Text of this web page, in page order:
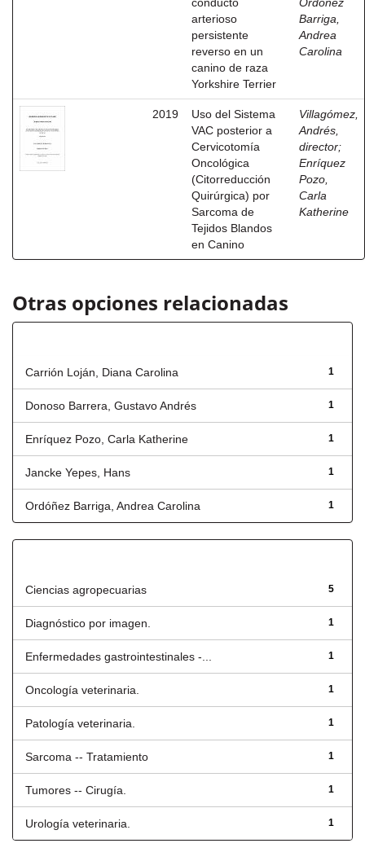
arterioso
persistente
reverso en un
canino de raza
Yorkshire Terrier
Barriga,
Andrea
Carolina
2019
Uso del Sistema
VAC posterior a
Cervicotomía
Oncológica
(Citorreducción
Quirúrgica) por
Sarcoma de
Tejidos Blandos
en Canino
Villagómez,
Andrés,
director;
Enríquez
Pozo,
Carla
Katherine
Otras opciones relacionadas
1
Carrión Loján, Diana Carolina
1
Donoso Barrera, Gustavo Andrés
1
Enríquez Pozo, Carla Katherine
1
Jancke Yepes, Hans
1
Ordóñez Barriga, Andrea Carolina
5
Ciencias agropecuarias
1
Diagnóstico por imagen.
1
Enfermedades gastrointestinales -...
1
Oncología veterinaria.
1
Patología veterinaria.
1
Sarcoma -- Tratamiento
1
Tumores -- Cirugía.
1
Urología veterinaria.